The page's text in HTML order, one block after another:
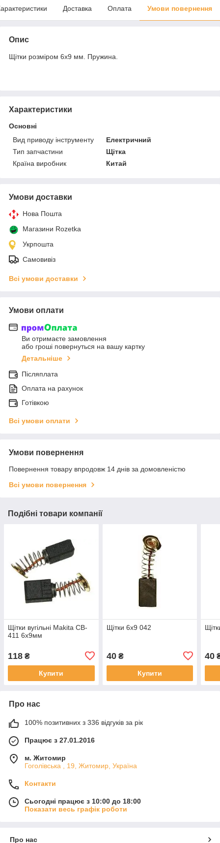
Доставка Оплата Умови повернення
Опис
Щітки розміром 6х9 мм. Пружина.
Характеристики
Основні
Вид приводу інструменту
Електричний
Тип запчастини
Щітка
Країна виробник
Китай
Умови доставки
Нова Пошта
Магазини Rozetka
Укрпошта
Самовивіз
Всі умови доставки
Умови оплати
Ви отримаєте замовлення
або гроші повернуться на вашу картку
Детальніше
Післяплата
Оплата на рахунок
Готівкою
Всі умови оплати
Умови повернення
Повернення товару впродовж 14 днів за домовленістю
Всі умови повернення
Подібні товари компанії
Щітки вугільні Makita CB-
411 6х9мм
118 ₴
Купити
Щітки 6х9 042
40₴
Купити
40
Про нас
100% позитивних з 336 відгуків за рік
Працює з 27.01.2016
м. Житомир
Гоголівська , 19, Житомир, Україна
Контакти
Сьогодні працює з 10:00 до 18:00
Показати весь графік роботи
Про нас